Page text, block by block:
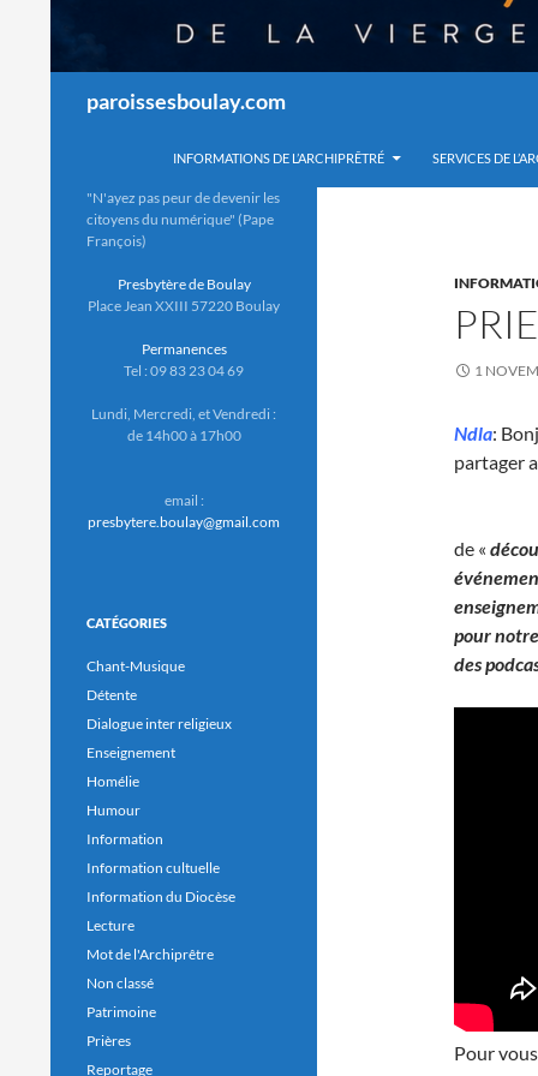
paroissesboulay.com
INFORMATIONS DE L’ARCHIPRÊTRÉ SERVICES DE
1
Ndla:
partager
de «
pour
des
Pour
"N'ayez pas peur de devenir les
citoyens du numérique" (Pape
François)
Presbytère de Boulay
Place Jean XXIII 57220 Boulay
Permanences
Tel : 09 83 23 04 69
Lundi, Mercredi, et Vendredi :
de 14h00 à 17h00
email :
presbytere.boulay@gmail.com
CATÉGORIES
Chant-Musique
Détente
Dialogue inter religieux
Enseignement
Homélie
Humour
Information
Information cultuelle
Information du Diocèse
Lecture
Mot de l'Archiprêtre
Non classé
Patrimoine
Prières
Reportage